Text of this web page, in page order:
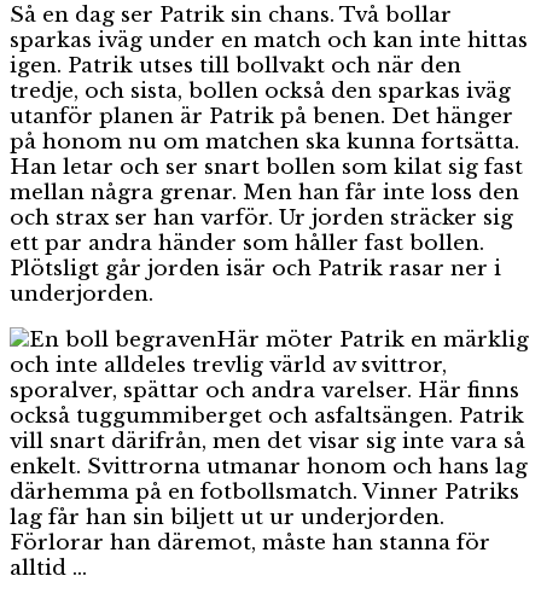
Så en dag ser Patrik sin chans. Två bollar
sparkas iväg under en match och kan inte hittas
igen. Patrik utses till bollvakt och när den
tredje, och sista, bollen också den sparkas iväg
utanför planen är Patrik på benen. Det hänger
på honom nu om matchen ska kunna fortsätta.
Han letar och ser snart bollen som kilat sig fast
mellan några grenar. Men han får inte loss den
och strax ser han varför. Ur jorden sträcker sig
ett par andra händer som håller fast bollen.
Plötsligt går jorden isär och Patrik rasar ner i
underjorden.
Här möter Patrik en märklig
och inte alldeles trevlig värld av svittror,
sporalver, spättar och andra varelser. Här finns
också tuggummiberget och asfaltsängen. Patrik
vill snart därifrån, men det visar sig inte vara så
enkelt. Svittrorna utmanar honom och hans lag
därhemma på en fotbollsmatch. Vinner Patriks
lag får han sin biljett ut ur underjorden.
Förlorar han däremot, måste han stanna för
alltid …